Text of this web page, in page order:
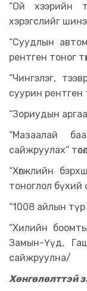
“Ой хээрийн
хэрэгслийг
“Суудлын
рентген тоног
“Чингэлэг,
суурин рентген
“Зориудын
“Мазаалай
сайжруулах”
“Хөгжлийн
тоноглол бүхий
“1008 айлын түр
“Хилийн
Замын-Үүд,
сайжруулна/
Хөнгөлөлттэй